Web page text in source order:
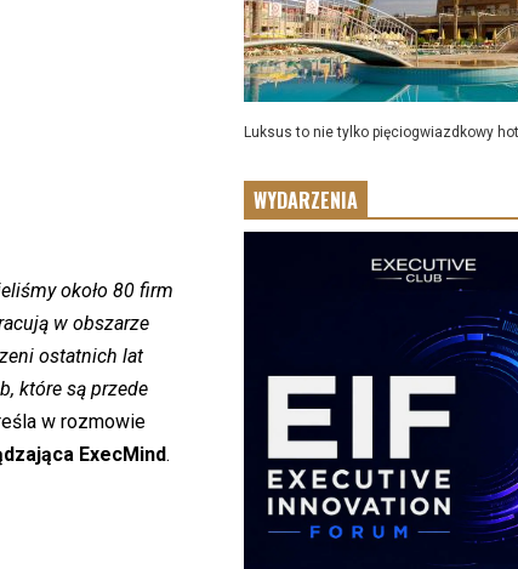
około 80 firm
w obszarze
ostatnich lat
które są przede
w rozmowie
ExecMind.
Luksus to nie tylko pięciogwiazdkowy
WYDARZENIA